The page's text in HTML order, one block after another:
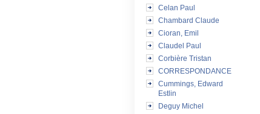
Celan Paul
Chambard Claude
Cioran, Emil
Claudel Paul
Corbière Tristan
CORRESPONDANCE
Cummings, Edward
Estlin
Deguy Michel